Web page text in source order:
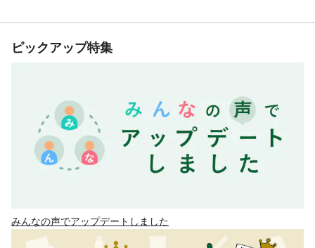
ピックアップ特集
みんなの声でアップデートしました